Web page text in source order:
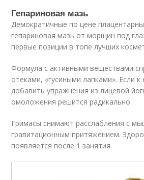
Гепариновая мазь
Демократичные по цене
гепариновая мазь от морщин под
первые позиции в топе лучших
Формула с активными веществами
отеками, «гусиными лапками». Если
добавить упражнения из лицевой
омоложения решится радикально.
Гримасы снимают расслабления с
гравитационным притяжением.
появляется после 1 занятия.